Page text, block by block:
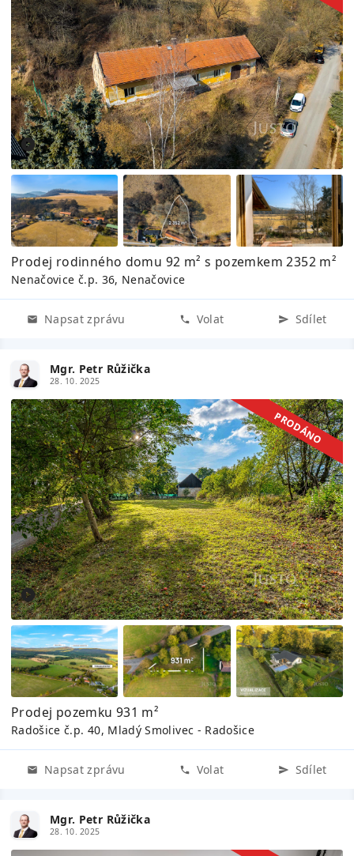
Prodej rodinného domu 92 m² s pozemkem 2352 m²
Nenačovice č.p. 36, Nenačovice
Napsat zprávu Volat Sdílet
Mgr. Petr Růžička
28. 10. 2025
PRODÁNO
Prodej pozemku 931 m²
Radošice č.p. 40, Mladý Smolivec - Radošice
Napsat zprávu Volat Sdílet
Mgr. Petr Růžička
28. 10. 2025